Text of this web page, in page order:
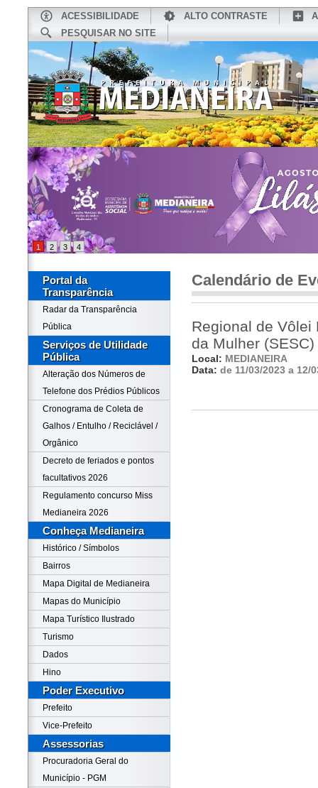
ACESSIBILIDADE ALTO CONTRASTE
PESQUISAR NO SITE
CONHEÇA MEDIANEIRA
1 2 3 4
Portal da
Transparência
Radar da Transparência
Pública
Serviços de Utilidade
Pública
Alteração dos Números de
Telefone dos Prédios Públicos
Cronograma de Coleta de
Galhos / Entulho / Reciclável /
Orgânico
Decreto de feriados e pontos
facultativos 2026
Regulamento concurso Miss
Medianeira 2026
Conheça Medianeira
Histórico / Símbolos
Bairros
Mapa Digital de Medianeira
Mapas do Município
Mapa Turístico Ilustrado
Turismo
Dados
Hino
Poder Executivo
Prefeito
Vice-Prefeito
Assessorias
Procuradoria Geral do
Município - PGM
Calendário de
Regional de Vôlei
da Mulher (SESC)
Local: MEDIANEIRA
Data: de 11/03/2023 a 12/